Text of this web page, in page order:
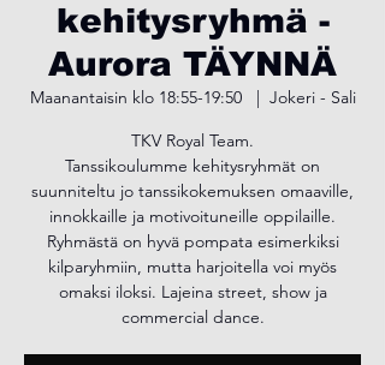
kehitysryhmä -
Aurora TÄYNNÄ
Maanantaisin klo 18:55-19:50
  |
Jokeri - Sali
TKV Royal Team.
Tanssikoulumme kehitysryhmät on
suunniteltu jo tanssikokemuksen omaaville,
innokkaille ja motivoituneille oppilaille.
Ryhmästä on hyvä pompata esimerkiksi
kilparyhmiin, mutta harjoitella voi myös
omaksi iloksi. Lajeina street, show ja
commercial dance.